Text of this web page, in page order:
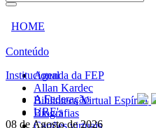
HOME
Conteúdo
Agenda da FEP
Allan Kardec
Biblioteca Virtual Espírita
Biografias
Cartões virtuais
Institucional
A Federação
URE's
08 de Agosto de 2026